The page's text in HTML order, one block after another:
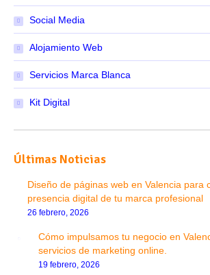
Social Media
Alojamiento Web
Servicios Marca Blanca
Kit Digital
Últimas Noticias
Diseño de páginas web en Valencia para
presencia digital de tu marca profesional
26 febrero, 2026
Cómo impulsamos tu negocio en
servicios de marketing online.
19 febrero, 2026